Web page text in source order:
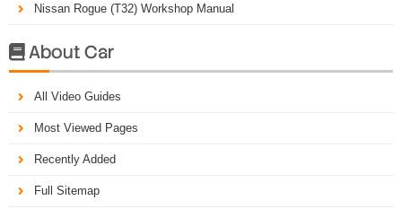
Nissan Rogue (T32) Workshop Manual
About Car
All Video Guides
Most Viewed Pages
Recently Added
Full Sitemap